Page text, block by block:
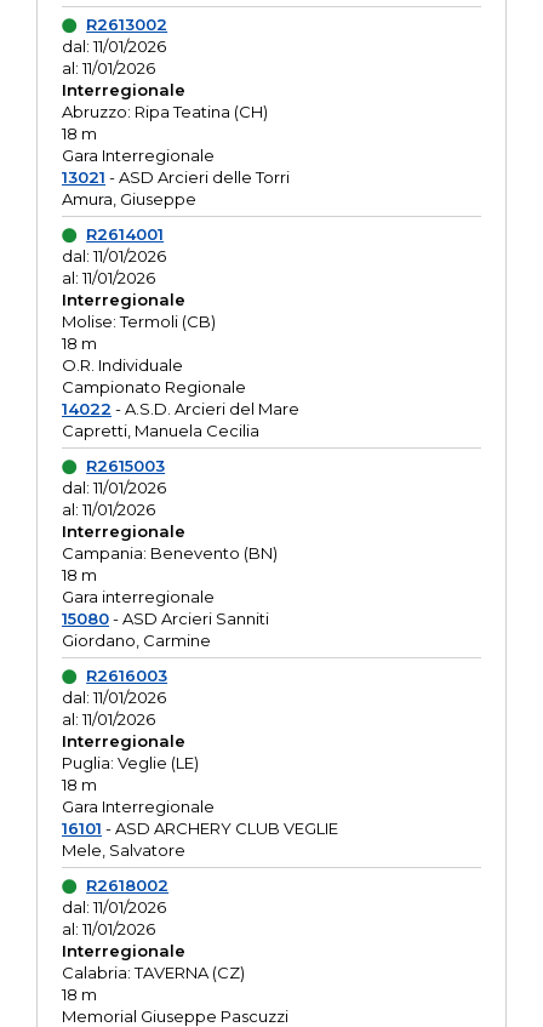
R2613002
dal: 11/01/2026
al: 11/01/2026
Interregionale
Abruzzo: Ripa Teatina (CH)
18 m
Gara Interregionale
13021 - ASD Arcieri delle Torri
Amura, Giuseppe
R2614001
dal: 11/01/2026
al: 11/01/2026
Interregionale
Molise: Termoli (CB)
18 m
O.R. Individuale
Campionato Regionale
14022 - A.S.D. Arcieri del Mare
Capretti, Manuela Cecilia
R2615003
dal: 11/01/2026
al: 11/01/2026
Interregionale
Campania: Benevento (BN)
18 m
Gara interregionale
15080- ASD Arcieri Sanniti
Giordano, Carmine
R2616003
dal: 11/01/2026
al: 11/01/2026
Interregionale
Puglia: Veglie (LE)
18 m
Gara Interregionale
16101 - ASD ARCHERY CLUB VEGLIE
Mele, Salvatore
R2618002
dal: 11/01/2026
al: 11/01/2026
Interregionale
Calabria: TAVERNA (CZ)
18 m
Memorial Giuseppe Pascuzzi